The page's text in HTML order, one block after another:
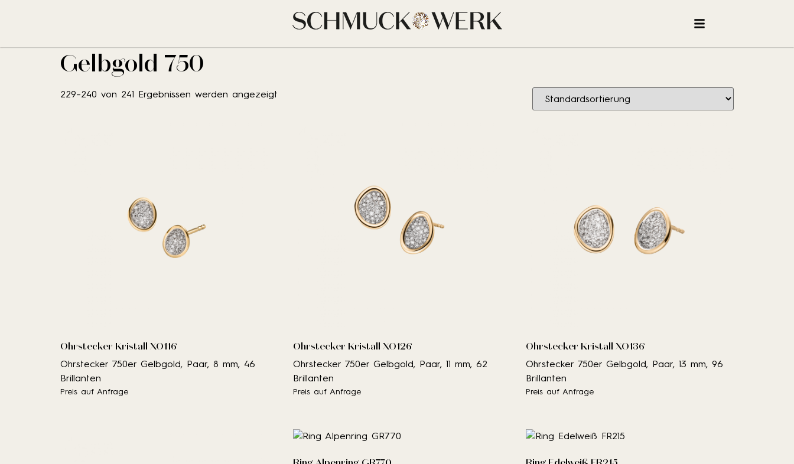
Gelbgold 750
229–240 von 241 Ergebnissen werden angezeigt
Ohrstecker Kristall XO116
Ohrstecker 750er Gelbgold, Paar, 8 mm, 46
Brillanten
Preis auf Anfrage
Ohrstecker Kristall XO126
Ohrstecker 750er Gelbgold, Paar, 11 mm, 62
Brillanten
Preis auf Anfrage
Ohrstecker Kristall XO136
Ohrstecker 750er Gelbgold, Paar, 13 mm, 96
Brillanten
Preis auf Anfrage